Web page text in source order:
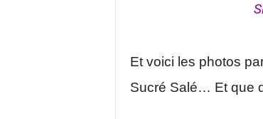
Et voici les photos
Sucré Salé… Et que